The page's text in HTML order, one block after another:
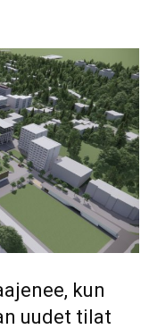
kun
uudet tilat